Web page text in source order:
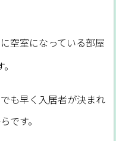
空室になっている部屋
も早く入居者が決まれ
です。